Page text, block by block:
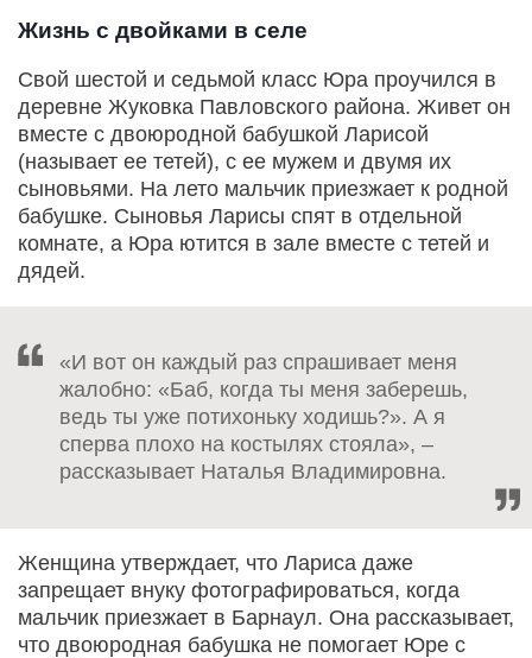
Жизнь с двойками в селе
Свой шестой и седьмой класс Юра проучился в
деревне Жуковка Павловского района. Живет он
вместе с двоюродной бабушкой Ларисой
(называет ее тетей), с ее мужем и двумя их
сыновьями. На лето мальчик приезжает к родной
бабушке. Сыновья Ларисы спят в отдельной
комнате, а Юра ютится в зале вместе с тетей и
дядей.
«И вот он каждый раз спрашивает меня
жалобно: «Баб, когда ты меня заберешь,
ведь ты уже потихоньку ходишь?». А я
сперва плохо на костылях стояла», –
рассказывает Наталья Владимировна.
Женщина утверждает, что Лариса даже
запрещает внуку фотографироваться, когда
мальчик приезжает в Барнаул. Она рассказывает,
что двоюродная бабушка не помогает Юре с